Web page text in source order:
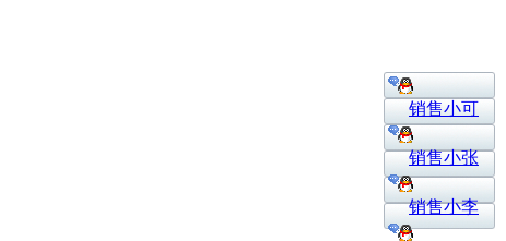
销售小可
销售小张
销售小李